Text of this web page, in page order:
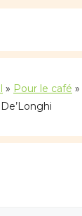
» Pour le café »